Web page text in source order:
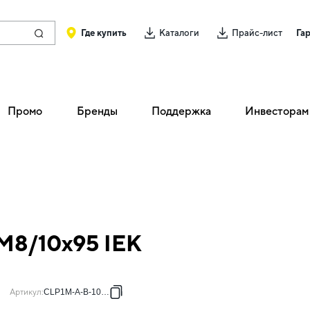
Где купить Каталоги Прайс-лист
Промо Бренды Поддержка Инвесторам
10х95 IEK
Артикул:CLP1M-A-B-10-95